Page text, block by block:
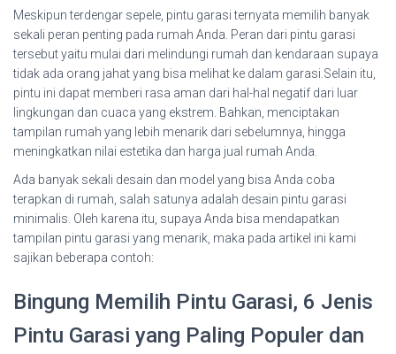
Meskipun terdengar sepele, pintu garasi ternyata memilih banyak
sekali peran penting pada rumah Anda. Peran dari pintu garasi
tersebut yaitu mulai dari melindungi rumah dan kendaraan supaya
tidak ada orang jahat yang bisa melihat ke dalam garasi.Selain itu,
pintu ini dapat memberi rasa aman dari hal-hal negatif dari luar
lingkungan dan cuaca yang ekstrem. Bahkan, menciptakan
tampilan rumah yang lebih menarik dari sebelumnya, hingga
meningkatkan nilai estetika dan harga jual rumah Anda.
Ada banyak sekali desain dan model yang bisa Anda coba
terapkan di rumah, salah satunya adalah desain pintu garasi
minimalis. Oleh karena itu, supaya Anda bisa mendapatkan
tampilan pintu garasi yang menarik, maka pada artikel ini kami
sajikan beberapa contoh:
Bingung Memilih Pintu Garasi, 6 Jenis
Pintu Garasi yang Paling Populer dan